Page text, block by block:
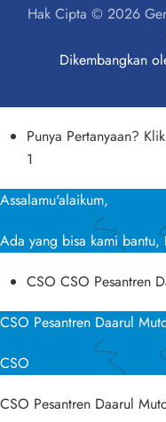
Hak Cipta © 2026
Dikembangkan
Punya Pertanyaan?
1
Assalamu'alaikum,
Ada yang bisa kami bantu,
CSO CSO Pesantren
CSO Pesantren Daarul
CSO
CSO Pesantren Daarul